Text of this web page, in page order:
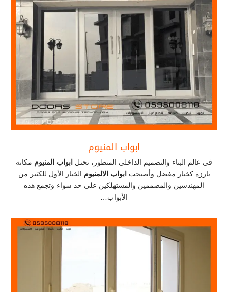
ابواب المنيوم
في عالم البناء والتصميم الداخلي المتطور، تحتل ابواب المنيوم مكانة
بارزة كخيار مفضل وأصبحت ابواب الالمنيوم الخيار الأول للكثير من
المهندسين والمصممين والمستهلكين على حد سواء وتجمع هذه
الأبواب…